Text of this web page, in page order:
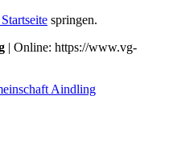
springen.
| Online: https://www.vg-